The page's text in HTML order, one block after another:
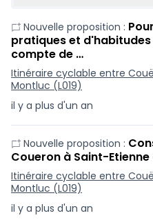
il y a plus d'un an
Nouvelle proposition :
pratiques et
compte de …
Itinéraire cyclable entre
Montluc (L019)
il y a plus d'un an
Nouvelle proposition :
Coueron à Saint-
Itinéraire cyclable entre
Montluc (L019)